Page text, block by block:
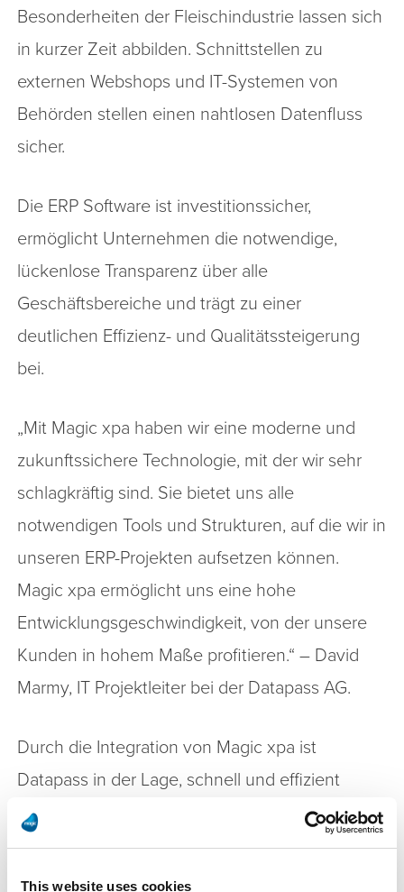
This website uses cookies
Besonderheiten der Fleischindustrie lassen sich
in kurzer Zeit abbilden. Schnittstellen zu
externen Webshops und IT-Systemen von
Behörden stellen einen nahtlosen Datenfluss
sicher.
Die ERP Software ist investitionssicher,
ermöglicht Unternehmen die notwendige,
lückenlose Transparenz über alle
Geschäftsbereiche und trägt zu einer
deutlichen Effizienz- und Qualitätssteigerung
bei.
„Mit Magic xpa haben wir eine moderne und
zukunftssichere Technologie, mit der wir sehr
schlagkräftig sind. Sie bietet uns alle
notwendigen Tools und Strukturen, auf die wir in
unseren ERP-Projekten aufsetzen können.
Magic xpa ermöglicht uns eine hohe
Entwicklungsgeschwindigkeit, von der unsere
Kunden in hohem Maße profitieren.“ – David
Marmy, IT Projektleiter bei der Datapass AG.
Durch die Integration von Magic xpa ist
Datapass in der Lage, schnell und effizient
maßgeschneiderte ERP-Lösungen für die
Fleischindustrie zu entwickeln: